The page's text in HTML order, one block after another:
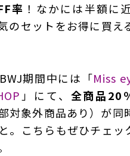
率 ！なかには半額に
のセットをお得に買え
期間中には「Miss
」にて、 全商品20
対象外商品あり）が同
。こちらもぜひチェッ